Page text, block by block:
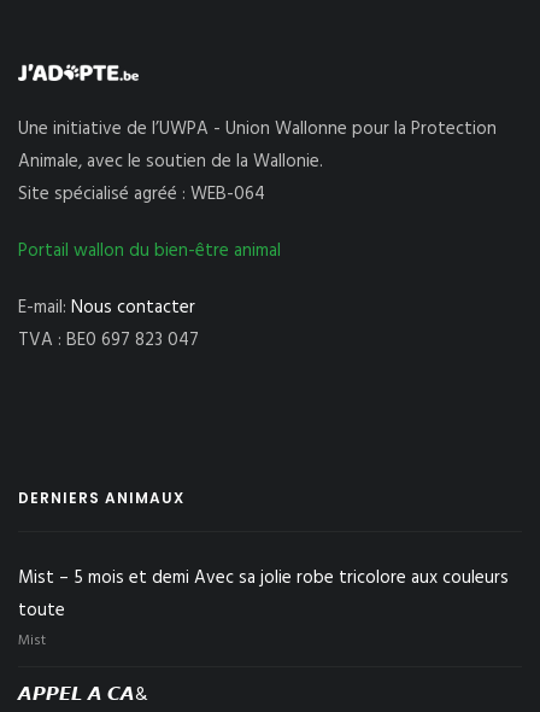
Une initiative de l’UWPA - Union Wallonne pour la Protection
Animale, avec le soutien de la Wallonie.
Site spécialisé agréé : WEB-064
Portail wallon du bien-être animal
E-mail: Nous contacter
TVA : BE0 697 823 047
DERNIERS ANIMAUX
Mist – 5 mois et demi Avec sa jolie robe tricolore aux couleurs
toute
Mist
𝘼𝙋𝙋𝙀𝙇 𝘼 𝘾𝘼&